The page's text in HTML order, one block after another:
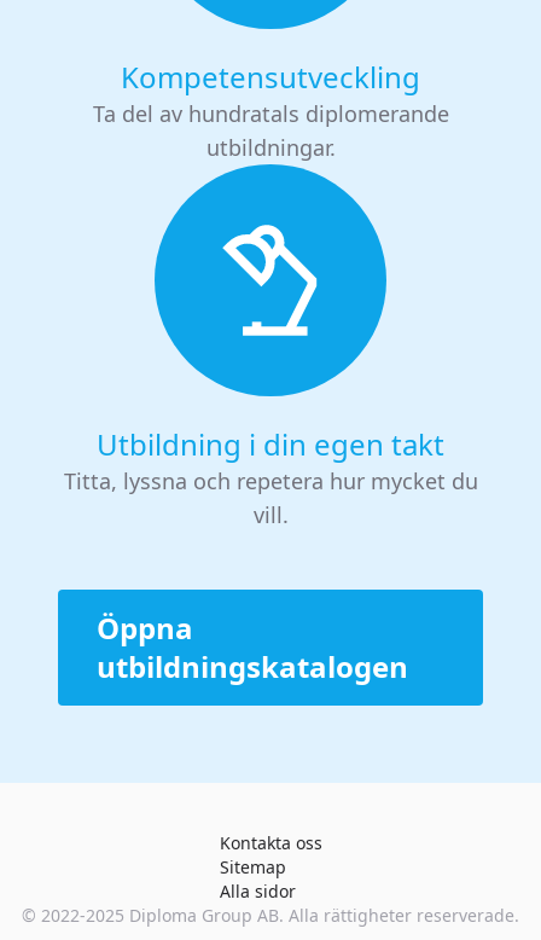
Kompetensutveckling
Ta del av hundratals diplomerande
utbildningar.
Utbildning i din egen takt
Titta, lyssna och repetera hur mycket du
vill.
Öppna
utbildningskatalogen
Kontakta oss
Sitemap
Alla sidor
© 2022-2025 Diploma Group AB. Alla rättigheter reserverade.